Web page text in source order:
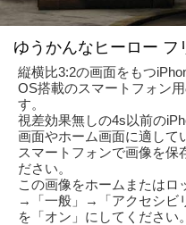
ゆうかんなヒーロー フ
縦横比3:2の画面をもつ
OS搭載のスマートフォン
す。
視差効果無しの4s以前の
画面やホーム画面に適して
スマートフォンで画像を保
ださい。
この画像をホームまたはロ
→「一般」→「アクセシビ
を「オン」にしてください。